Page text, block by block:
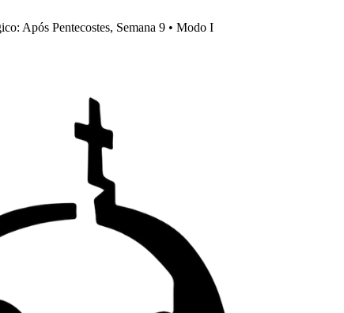
Após Pentecostes, Semana 9 • Modo I